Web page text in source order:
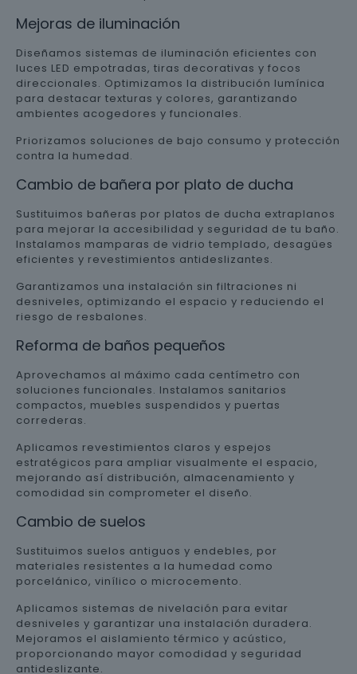
Mejoras de iluminación
Diseñamos sistemas de iluminación eficientes con
luces LED empotradas, tiras decorativas y focos
direccionales. Optimizamos la distribución lumínica
para destacar texturas y colores, garantizando
ambientes acogedores y funcionales.
Priorizamos soluciones de bajo consumo y protección
contra la humedad.
Cambio de bañera por plato de ducha
Sustituimos bañeras por platos de ducha extraplanos
para mejorar la accesibilidad y seguridad de tu baño.
Instalamos mamparas de vidrio templado, desagües
eficientes y revestimientos antideslizantes.
Garantizamos una instalación sin filtraciones ni
desniveles, optimizando el espacio y reduciendo el
riesgo de resbalones.
Reforma de baños pequeños
Aprovechamos al máximo cada centímetro con
soluciones funcionales. Instalamos sanitarios
compactos, muebles suspendidos y puertas
correderas.
Aplicamos revestimientos claros y espejos
estratégicos para ampliar visualmente el espacio,
mejorando así distribución, almacenamiento y
comodidad sin comprometer el diseño.
Cambio de suelos
Sustituimos suelos antiguos y endebles, por
materiales resistentes a la humedad como
porcelánico, vinílico o microcemento.
Aplicamos sistemas de nivelación para evitar
desniveles y garantizar una instalación duradera.
Mejoramos el aislamiento térmico y acústico,
proporcionando mayor comodidad y seguridad
antideslizante.